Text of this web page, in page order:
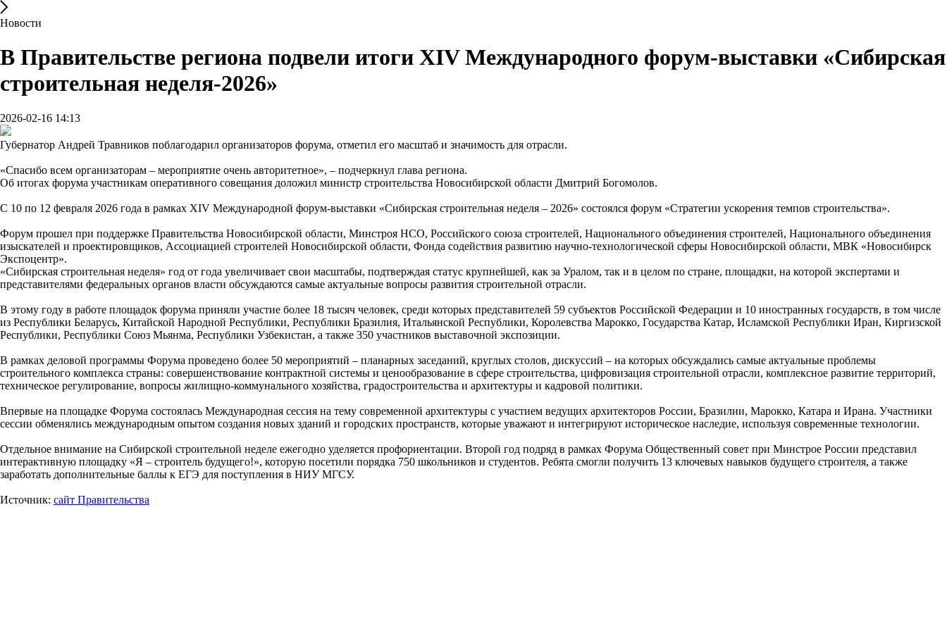
Новости
В Правительстве региона подвели итоги XIV Международного форум-выставки «Сибирская
строительная неделя-2026»
2026-02-16 14:13
Губернатор Андрей Травников поблагодарил организаторов форума, отметил его масштаб и значимость для отрасли.
«Спасибо всем организаторам – мероприятие очень авторитетное», – подчеркнул глава региона.
Об итогах форума участникам оперативного совещания доложил министр строительства Новосибирской области Дмитрий Богомолов.
С 10 по 12 февраля 2026 года в рамках XIV Международной форум-выставки «Сибирская строительная неделя – 2026» состоялся форум «Стратегии ускорения темпов строительства».
Форум прошел при поддержке Правительства Новосибирской области, Минстроя НСО, Российского союза строителей, Национального объединения строителей, Национального объединения
изыскателей и проектировщиков, Ассоциацией строителей Новосибирской области, Фонда содействия развитию научно-технологической сферы Новосибирской области, МВК «Новосибирск
Экспоцентр».
«Сибирская строительная неделя» год от года увеличивает свои масштабы, подтверждая статус крупнейшей, как за Уралом, так и в целом по стране, площадки, на которой экспертами и
представителями федеральных органов власти обсуждаются самые актуальные вопросы развития строительной отрасли.
В этому году в работе площадок форума приняли участие более 18 тысяч человек, среди которых представителей 59 субъектов Российской Федерации и 10 иностранных государств, в том числе
из Республики Беларусь, Китайской Народной Республики, Республики Бразилия, Итальянской Республики, Королевства Марокко, Государства Катар, Исламской Республики Иран, Киргизской
Республики, Республики Союз Мьянма, Республики Узбекистан, а также 350 участников выставочной экспозиции.
В рамках деловой программы Форума проведено более 50 мероприятий – планарных заседаний, круглых столов, дискуссий – на которых обсуждались самые актуальные проблемы
строительного комплекса страны: совершенствование контрактной системы и ценообразование в сфере строительства, цифровизация строительной отрасли, комплексное развитие территорий,
техническое регулирование, вопросы жилищно-коммунального хозяйства, градостроительства и архитектуры и кадровой политики.
Впервые на площадке Форума состоялась Международная сессия на тему современной архитектуры с участием ведущих архитекторов России, Бразилии, Марокко, Катара и Ирана. Участники
сессии обменялись международным опытом создания новых зданий и городских пространств, которые уважают и интегрируют историческое наследие, используя современные технологии.
Отдельное внимание на Сибирской строительной неделе ежегодно уделяется профориентации. Второй год подряд в рамках Форума Общественный совет при Минстрое России представил
интерактивную площадку «Я – строитель будущего!», которую посетили порядка 750 школьников и студентов. Ребята смогли получить 13 ключевых навыков будущего строителя, а также
заработать дополнительные баллы к ЕГЭ для поступления в НИУ МГСУ.
Источник: сайт Правительства